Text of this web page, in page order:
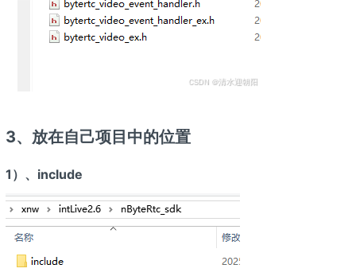
3、放在自己项目中的位置
1）、include